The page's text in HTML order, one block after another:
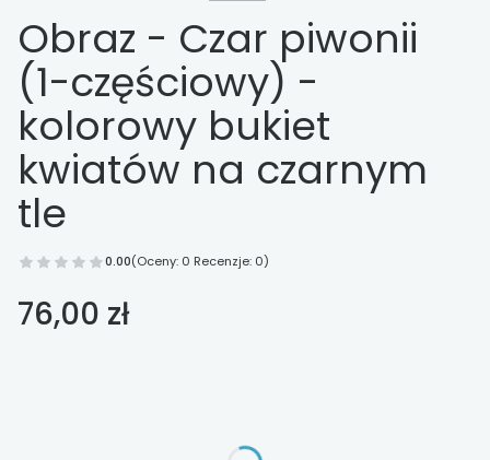
Obraz - Czar piwonii
(1-częściowy) -
kolorowy bukiet
kwiatów na czarnym
tle
0.00(Oceny: 0 Recenzje: 0)
Cena
76,00 zł